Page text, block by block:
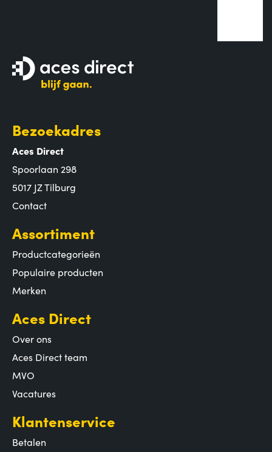
Bezoekadres
Aces Direct
Spoorlaan 298
5017 JZ Tilburg
Contact
Assortiment
Productcategorieën
Populaire producten
Merken
Aces Direct
Over ons
Aces Direct team
MVO
Vacatures
Klantenservice
Betalen